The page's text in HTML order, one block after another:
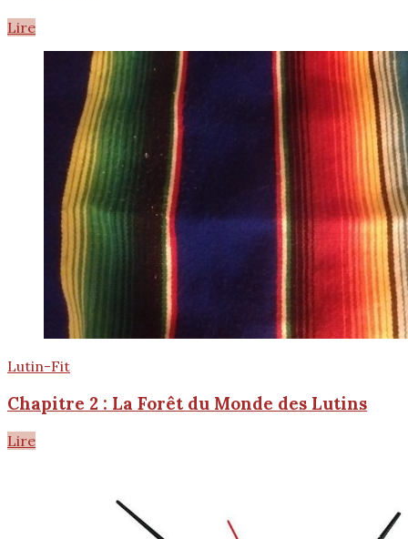
Lire
Lutin-Fit
Chapitre 2 : La Forêt du Monde des Lutins
Lire